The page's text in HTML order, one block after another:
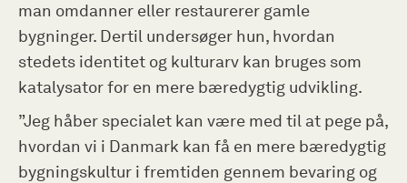
man omdanner eller restaurerer gamle
bygninger. Dertil undersøger hun, hvordan
stedets identitet og kulturarv kan bruges som
katalysator for en mere bæredygtig udvikling.
”Jeg håber specialet kan være med til at pege på,
hvordan vi i Danmark kan få en mere bæredygtig
bygningskultur i fremtiden gennem bevaring og